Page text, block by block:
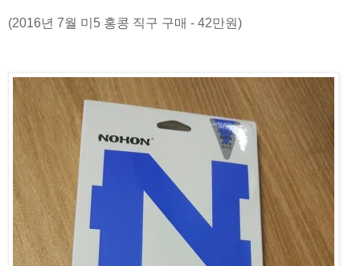
(2016년 7월 미5 홍콩 직구 구매 - 42만원)